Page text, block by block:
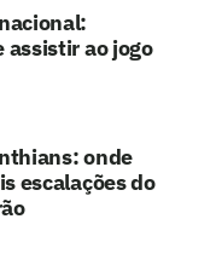
assistir ao jogo
onde
escalações do